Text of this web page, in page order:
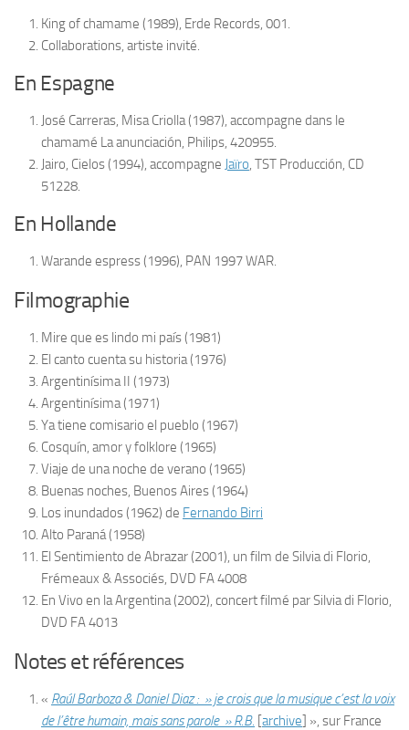
King of chamame (1989), Erde Records, 001.
Collaborations, artiste invité.
En Espagne
José Carreras, Misa Criolla(1987), accompagne dans le
chamamé La anunciación, Philips, 420955.
Jairo, Cielos(1994), accompagne Jaïro, TST Producción, CD
51228.
En Hollande
Warande espress(1996), PAN 1997 WAR.
Filmographie
Mire que es lindo mi país(1981)
El canto cuenta su historia(1976)
Argentinísima II (1973)
Argentinísima(1971)
Ya tiene comisario el pueblo (1967)
Cosquín, amor y folklore (1965)
Viaje de una noche de verano (1965)
Buenas noches, Buenos Aires(1964)
Los inundados(1962) de Fernando Birri
Alto Paraná(1958)
El Sentimiento de Abrazar(2001), un film de Silvia di Florio,
Frémeaux & Associés, DVD FA 4008
En Vivo en la Argentina(2002), concert filmé par Silvia di Florio,
DVD FA 4013
Notes et références
« Raúl Barboza & Daniel Diaz : » je crois que la musique c’est la voix
de l’être humain, mais sans parole » R.B. [archive] », sur France